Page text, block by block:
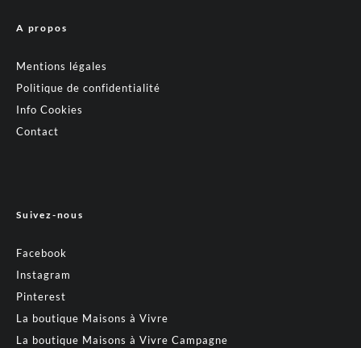
A propos
Mentions légales
Politique de confidentialité
Info Cookies
Contact
Suivez-nous
Facebook
Instagram
Pinterest
La boutique Maisons à Vivre
La boutique Maisons à Vivre Campagne